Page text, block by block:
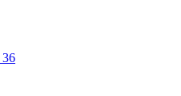
36